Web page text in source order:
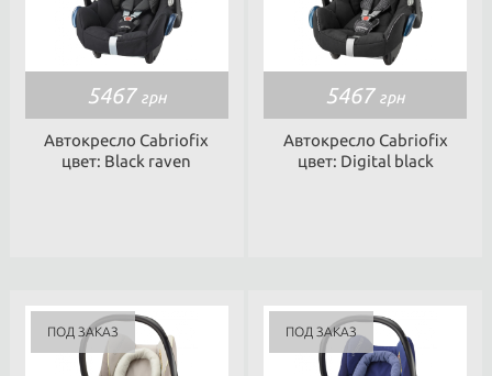
5467 грн
Автокресло Cabriofix
цвет: Black raven
5467 грн
Автокресло Cabriofix
цвет: Digital black